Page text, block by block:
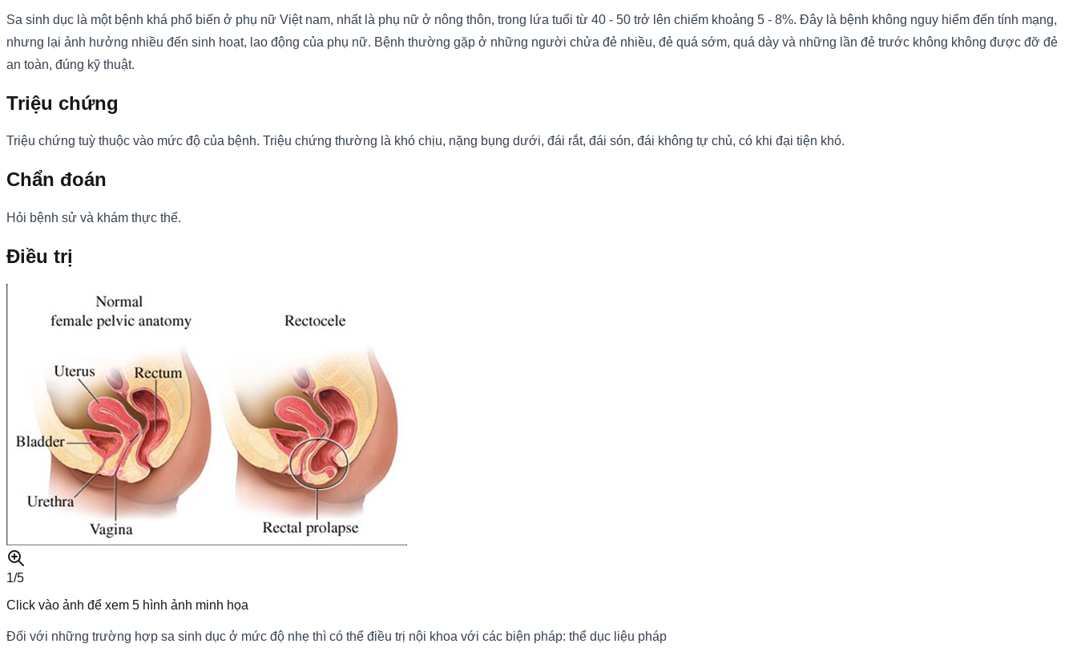
Sa sinh dục là một bệnh khá phổ biến ở phụ nữ Việt nam, nhất là phụ nữ ở nông thôn, trong lứa tuổi từ 40 - 50 trở lên chiếm khoảng 5 - 8%. Đây là bệnh không nguy hiểm đến tính mạng,
nhưng lại ảnh hưởng nhiều đến sinh hoạt, lao động của phụ nữ. Bệnh thường gặp ở những người chửa đẻ nhiều, đẻ quá sớm, quá dày và những lần đẻ trước không không được đỡ đẻ
an toàn, đúng kỹ thuật.
Triệu chứng
Triệu chứng tuỳ thuộc vào mức độ của bệnh. Triệu chứng thường là khó chịu, nặng bụng dưới, đái rắt, đái són, đái không tự chủ, có khi đại tiện khó.
Chẩn đoán
Hỏi bệnh sử và khám thực thể.
Điều trị
1/5
Click vào ảnh để xem 5 hình ảnh minh họa
Đối với những trường hợp sa sinh dục ở mức độ nhẹ thì có thể điều trị nội khoa với các biện pháp: thể dục liệu pháp